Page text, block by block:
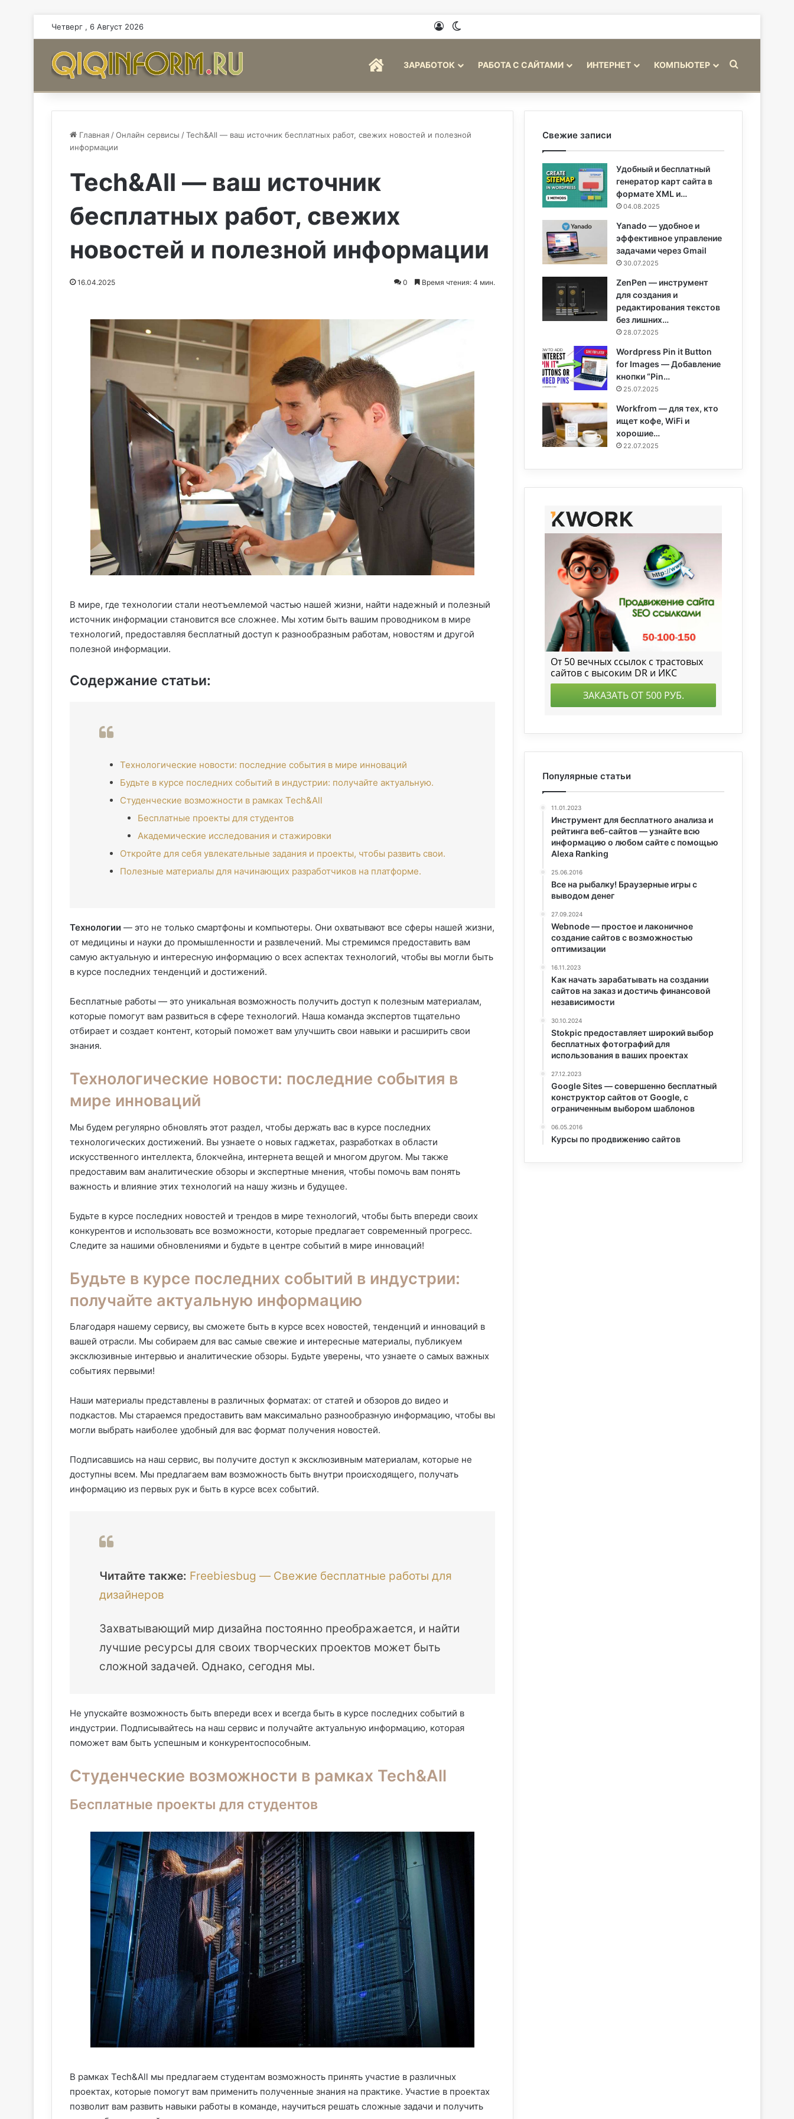
Четверг , 6 Август 2026 Войти
ГЛАВНАЯЗАРАБОТОК РАБОТА С САЙТАМИ ИНТЕРНЕТ КОМПЬЮТЕР
Главная /Онлайн сервисы /Tech&All — ваш источник бесплатных работ, свежих новостей и полезной
информации
Tech&All — ваш источник
бесплатных работ, свежих
новостей и полезной информации
16.04.2025 0 Время чтения: 4 мин.
В мире, где технологии стали неотъемлемой частью нашей жизни, найти надежный и полезный
источник информации становится все сложнее. Мы хотим быть вашим проводником в мире
технологий, предоставляя бесплатный доступ к разнообразным работам, новостям и другой
полезной информации.
Содержание статьи:
Технологические новости: последние события в мире инноваций
Будьте в курсе последних событий в индустрии: получайте актуальную.
Студенческие возможности в рамках Tech&All
Бесплатные проекты для студентов
Академические исследования и стажировки
Откройте для себя увлекательные задания и проекты, чтобы развить свои.
Полезные материалы для начинающих разработчиков на платформе.
Технологии — это не только смартфоны и компьютеры. Они охватывают все сферы нашей жизни,
от медицины и науки до промышленности и развлечений. Мы стремимся предоставить вам
самую актуальную и интересную информацию о всех аспектах технологий, чтобы вы могли быть
в курсе последних тенденций и достижений.
Бесплатные работы — это уникальная возможность получить доступ к полезным материалам,
которые помогут вам развиться в сфере технологий. Наша команда экспертов тщательно
отбирает и создает контент, который поможет вам улучшить свои навыки и расширить свои
знания.
Технологические новости: последние события в
мире инноваций
Мы будем регулярно обновлять этот раздел, чтобы держать вас в курсе последних
технологических достижений. Вы узнаете о новых гаджетах, разработках в области
искусственного интеллекта, блокчейна, интернета вещей и многом другом. Мы также
предоставим вам аналитические обзоры и экспертные мнения, чтобы помочь вам понять
важность и влияние этих технологий на нашу жизнь и будущее.
Будьте в курсе последних новостей и трендов в мире технологий, чтобы быть впереди своих
конкурентов и использовать все возможности, которые предлагает современный прогресс.
Следите за нашими обновлениями и будьте в центре событий в мире инноваций!
Будьте в курсе последних событий в индустрии:
получайте актуальную информацию
Благодаря нашему сервису, вы сможете быть в курсе всех новостей, тенденций и инноваций в
вашей отрасли. Мы собираем для вас самые свежие и интересные материалы, публикуем
эксклюзивные интервью и аналитические обзоры. Будьте уверены, что узнаете о самых важных
событиях первыми!
Наши материалы представлены в различных форматах: от статей и обзоров до видео и
подкастов. Мы стараемся предоставить вам максимально разнообразную информацию, чтобы вы
могли выбрать наиболее удобный для вас формат получения новостей.
Подписавшись на наш сервис, вы получите доступ к эксклюзивным материалам, которые не
доступны всем. Мы предлагаем вам возможность быть внутри происходящего, получать
информацию из первых рук и быть в курсе всех событий.
Читайте также: Freebiesbug — Свежие бесплатные работы для
дизайнеров
Захватывающий мир дизайна постоянно преображается, и найти
лучшие ресурсы для своих творческих проектов может быть
сложной задачей. Однако, сегодня мы.
Не упускайте возможность быть впереди всех и всегда быть в курсе последних событий в
индустрии. Подписывайтесь на наш сервис и получайте актуальную информацию, которая
поможет вам быть успешным и конкурентоспособным.
Студенческие возможности в рамках Tech&All
Бесплатные проекты для студентов
В рамках Tech&All мы предлагаем студентам возможность принять участие в различных
проектах, которые помогут вам применить полученные знания на практике. Участие в проектах
позволит вам развить навыки работы в команде, научиться решать сложные задачи и получить
Свежие записи
Удобный и бесплатный
генератор карт сайта в
формате XML и…
04.08.2025
Yanado — удобное и
эффективное управление
задачами через Gmail
30.07.2025
ZenPen — инструмент
для создания и
редактирования текстов
без лишних…
28.07.2025
Wordpress Pin it Button
for Images — Добавление
кнопки “Pin…
25.07.2025
Workfrom — для тех, кто
ищет кофе, WiFi и
хорошие…
22.07.2025
Популярные статьи
11.01.2023
Инструмент для бесплатного анализа и
рейтинга веб-сайтов — узнайте всю
информацию о любом сайте с помощью
Alexa Ranking
25.06.2016
Все на рыбалку! Браузерные игры с
выводом денег
27.09.2024
Webnode — простое и лаконичное
создание сайтов с возможностью
оптимизации
16.11.2023
Как начать зарабатывать на создании
сайтов на заказ и достичь финансовой
независимости
30.10.2024
Stokpic предоставляет широкий выбор
бесплатных фотографий для
использования в ваших проектах
27.12.2023
Google Sites — совершенно бесплатный
конструктор сайтов от Google, с
ограниченным выбором шаблонов
06.05.2016
Курсы по продвижению сайтов